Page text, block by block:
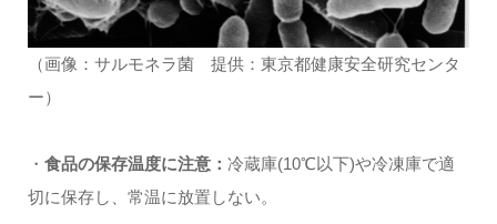
（画像：サルモネラ菌 提供：東京都健康安全研究センタ
ー）
・ 食品の保存温度に注意： 冷蔵庫(10℃以下)や冷凍庫で適
切に保存し、常温に放置しない。